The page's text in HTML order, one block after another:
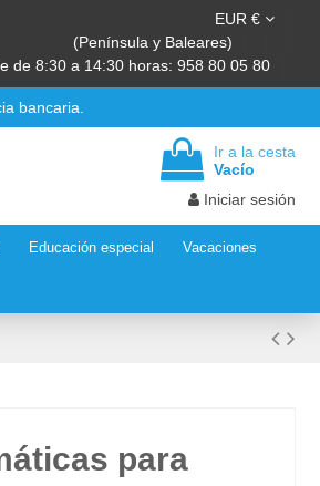
EUR €
(Península y Baleares)
de 8:30 a 14:30 horas: 958 80 05 80
bancaria.
Ir a la cesta
Vacío
Iniciar sesión
Educación especial Vacaciones
para